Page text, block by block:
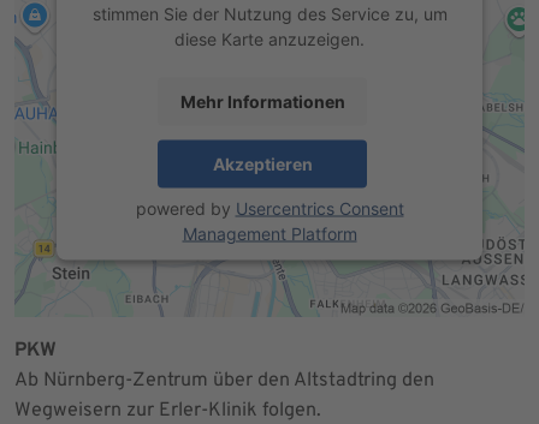
stimmen Sie der Nutzung des Service zu, um
diese Karte anzuzeigen.
Mehr Informationen
Akzeptieren
powered by Usercentrics Consent
Management Platform
PKW
Ab Nürnberg-Zentrum über den Altstadtring den
Wegweisern zur Erler-Klinik folgen.